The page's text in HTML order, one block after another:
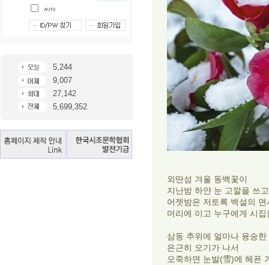
5,244
9,007
27,142
5,699,352
외딴섬 겨울 동백꽃이
지난밤 하얀 눈 고깔을 쓰
어젯밤은 저토록 백설의 면
머리에 이고 누구에게 시
삼동 추위에 얼마나 융숭
은근히 오기가 나서
오죽하면 눈발(雪)에 헤픈